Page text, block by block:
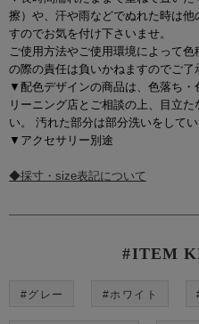
擦）や、汗や雨などでぬれた時は
すのでお気を付け下さいませ。
ご使用方法やご使用環境によって
の際の責任は負いかねますのでご了
▼配色デザインの商品は、色落ち・
リーニング店とご相談の上、目立
い。 汚れた部分は部分洗いをして
▼アクセサリー別途
◆採寸・size表記について
#ITEM
#グレー #ホワイト